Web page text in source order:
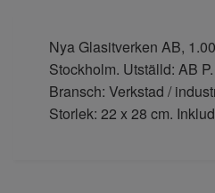
Nya Glasitverken AB,
Stockholm. Utställd: AB
Bransch: Verkstad /
Storlek: 22 x 28 cm.